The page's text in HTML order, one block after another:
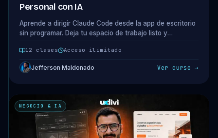
Personal con IA
Aprende a dirigir Claude Code desde la app de escritorio
sin programar. Deja tu espacio de trabajo listo y
dashboard y una landing. 10 clases + 1 bonus.
12 clases Acceso ilimitado
Jefferson Maldonado Ver curso →
NEGOCIO & IA